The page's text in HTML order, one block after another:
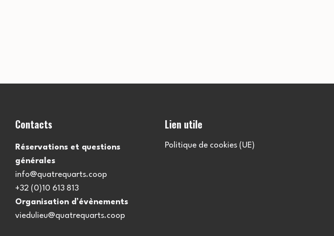
Contacts
Réservations et questions
générales
info@quatrequarts.coop
+32 (0)10 613 813
Organisation d’évènements
viedulieu@quatrequarts.coop
Lien utile
Politique de cookies (UE)